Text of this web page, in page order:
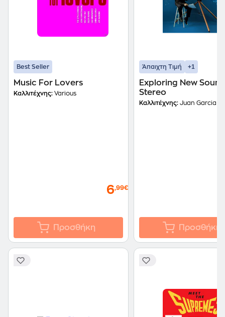
Best Seller
Music For Lovers
Καλλιτέχνης: Various
6,99€
Προσθήκη
Άπαιχτη Τιμή +1
Exploring New
Stereo
Καλλιτέχνης: Juan Garcia
Προσθήκη